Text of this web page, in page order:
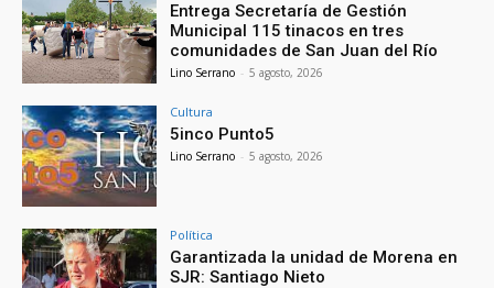
Entrega Secretaría de Gestión
Municipal 115 tinacos en tres
comunidades de San Juan del Río
Lino Serrano - 5 agosto, 2026
Cultura
5inco Punto5
Lino Serrano - 5 agosto, 2026
Política
Garantizada la unidad de Morena en
SJR: Santiago Nieto